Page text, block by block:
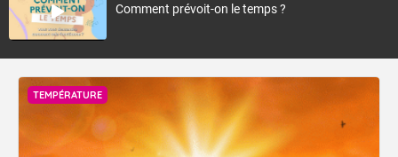
Comment prévoit-on le temps ?
TEMPÉRATURE